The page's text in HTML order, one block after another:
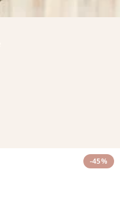
-45%